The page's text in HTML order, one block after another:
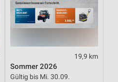
19,9 km
Sommer 2026
Gültig bis Mi. 30.09.